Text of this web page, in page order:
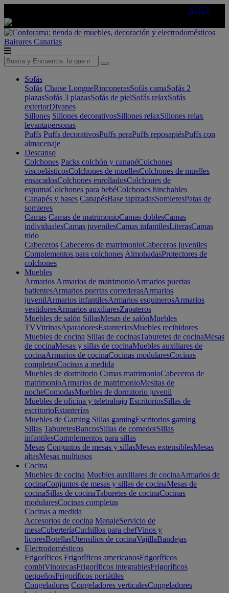
AQUÍ
Baleares Canarias
Sofás
Sofás Chaise LongueRinconerasSofás camaSofás 2
plazasSofás 3 plazasSofás de pielSofás relaxSofás
exteriorDivanes
Sillones Sillones decorativosSillones relaxSillones relax
levantapersonas
Puffs Puffs decorativosPuffs peraPuffs reposapiésPuffs con
almacenaje
Descanso
Colchones Packs colchón y canapéColchones
viscoelásticosColchones de muellesColchones de muelles
ensacadosColchones enrolladosColchones de
espumaColchones para bebéColchones hinchables
Canapés y bases CanapésBase tapizadasSomieresPatas de
somieres
Camas Camas de matrimonioCamas doblesCamas
individualesCamas juvenilesCamas infantilesLiterasCamas
nido
Cabeceros Cabeceros de matrimonioCabeceros juveniles
Complementos para colchones AlmohadasProtectores de
colchones
Muebles
Armarios Armarios de matrimonioArmarios puertas
batientesArmarios puertas correderasArmarios
juvenilArmarios infantilesArmarios esquinerosArmarios
vestidoresArmarios auxiliaresZapateros
Muebles de salón SillasMesas de salónMuebles
TVVitrinasAparadoresEstanteriasMuebles recibidores
Muebles de cocina Sillas de cocinasTaburetes de cocinaMesas
de cocinaMesas y sillas de cocinaMuebles auxiliares de
cocinaArmarios de cocinaCocinas modularesCocinas
completasCocinas a medida
Muebles de dormitorio Camas matrimonioCabeceros de
matrimonioArmarios de matrimonioMesitas de
nocheComodasMuebles de dormitorio juvenil
Muebles de oficina y teletrabajo EscritoriosSillas de
escritorioEstanterías
Muebles de Gaming Sillas gamingEscritorios gaming
Sillas TaburetesBancosSillas de comedorSillas
infantilesComplementos para sillas
Mesas Conjuntos de mesas y sillasMesas extensiblesMesas
altasMesas multiusos
Cocina
Muebles de cocina Muebles auxiliares de cocinaArmarios de
cocinaConjuntos de mesas y sillas de cocinaMesas de
cocinaSillas de cocinaTaburetes de cocinaCocinas
modularesCocinas completas
Cocinas a medida
Accesorios de cocina MenajeServicio de
mesaCuberteríaCuchillos para chefVinos y
licoresBotellasUtensilios de cocinaVajillaBandejas
Electrodomésticos
Frigoríficos Frigoríficos americanosFrigoríficos
combiVinotecasFrigoríficos integrablesFrigoríficos
pequeñosFrigoríficos portátiles
Congeladores Congeladores verticalesCongeladores